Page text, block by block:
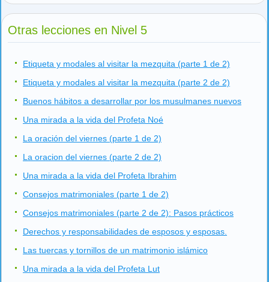
Otras lecciones en Nivel 5
Etiqueta y modales al visitar la mezquita (parte 1 de 2)
Etiqueta y modales al visitar la mezquita (parte 2 de 2)
Buenos hábitos a desarrollar por los musulmanes nuevos
Una mirada a la vida del Profeta Noé
La oración del viernes (parte 1 de 2)
La oracion del viernes (parte 2 de 2)
Una mirada a la vida del Profeta Ibrahim
Consejos matrimoniales (parte 1 de 2)
Consejos matrimoniales (parte 2 de 2): Pasos prácticos
Derechos y responsabilidades de esposos y esposas.
Las tuercas y tornillos de un matrimonio islámico
Una mirada a la vida del Profeta Lut